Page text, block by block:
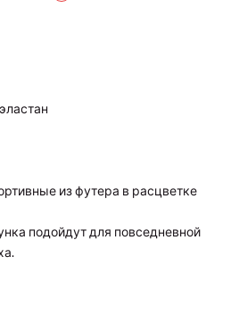
из футера в расцветке
подойдут для повседневной